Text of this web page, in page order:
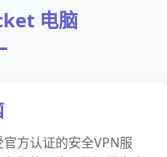
电脑
方认证的安全VPN服